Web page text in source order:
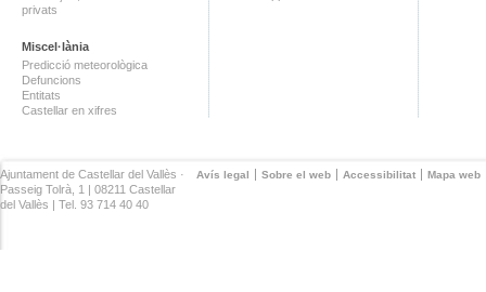
privats
Miscel·lània
Predicció meteorològica
Defuncions
Entitats
Castellar en xifres
Avís legal Sobre el web Accessibilitat Mapa web
Ajuntament de Castellar del Vallès ·
Passeig Tolrà, 1 | 08211 Castellar
del Vallès | Tel. 93 714 40 40